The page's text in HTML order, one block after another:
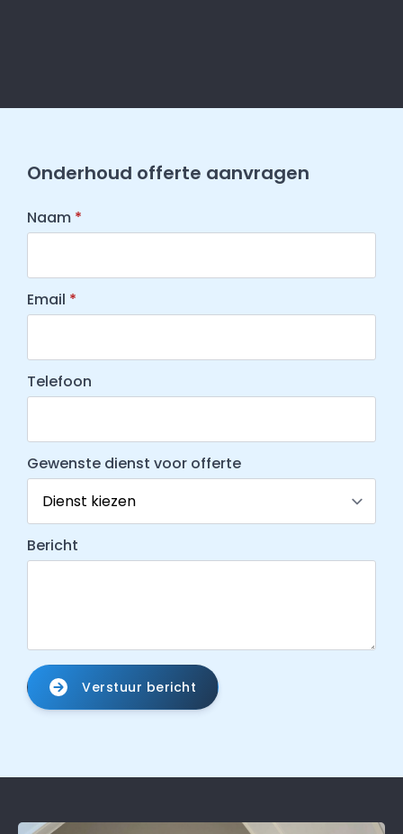
Onderhoud offerte aanvragen
Naam *
Email *
Telefoon
Gewenste dienst voor offerte
Bericht
Verstuur bericht